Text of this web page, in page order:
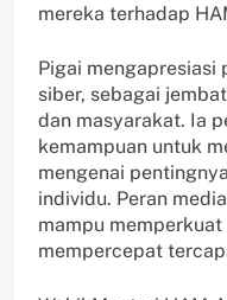
mereka terhadap
Pigai mengapresiasi
siber, sebagai
dan masyarakat. Ia
kemampuan untuk
mengenai
individu. Peran
mampu
mempercepat